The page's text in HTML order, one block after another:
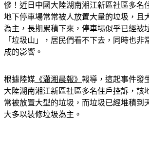
慘！近日中國大陸湖南湘江新區社區多名
地下停車場常常被人放置大量的垃圾，且
為主，長期累積下來，停車場似乎已經被
「垃圾山」，居民們看不下去，同時也非
根據陸媒《瀟湘晨報》報導，這起事件發
大陸湖南湘江新區社區多名住戶控訴，該
常被放置大型的垃圾，而垃圾已經堆積到